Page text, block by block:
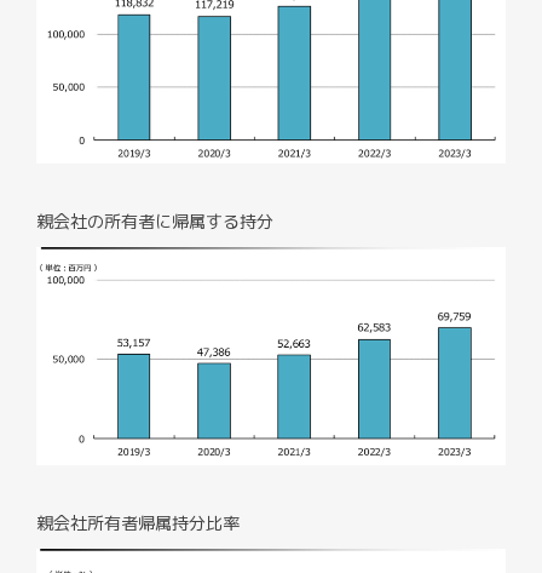
親会社の所有者に帰属する持分
親会社所有者帰属持分比率